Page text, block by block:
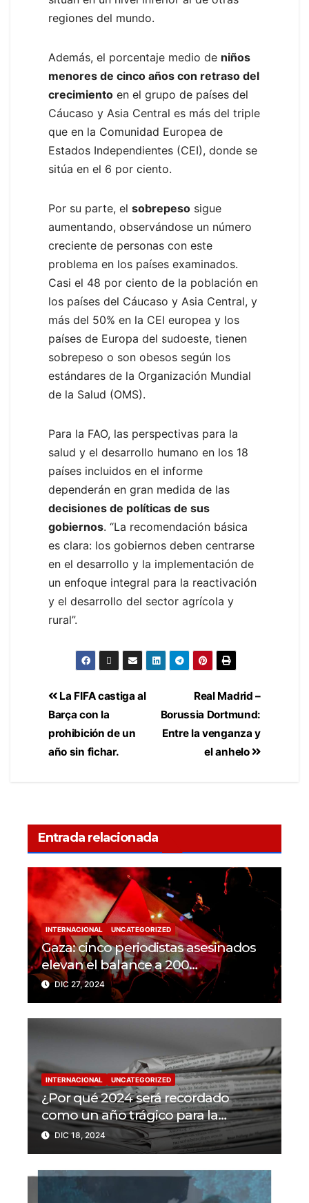
regiones del mundo.
Además, el porcentaje medio de niños
menores de cinco años con retraso del
crecimiento en el grupo de países del
Cáucaso y Asia Central es más del triple
que en la Comunidad Europea de
Estados Independientes (CEI), donde se
sitúa en el 6 por ciento.
Por su parte, el sobrepeso sigue
aumentando, observándose un número
creciente de personas con este
problema en los países examinados.
Casi el 48 por ciento de la población en
los países del Cáucaso y Asia Central, y
más del 50% en la CEI europea y los
países de Europa del sudoeste, tienen
sobrepeso o son obesos según los
estándares de la Organización Mundial
de la Salud (OMS).
Para la FAO, las perspectivas para la
salud y el desarrollo humano en los 18
países incluidos en el informe
dependerán en gran medida de las
decisiones de políticas de sus
gobiernos. “La recomendación básica
es clara: los gobiernos deben centrarse
en el desarrollo y la implementación de
un enfoque integral para la reactivación
y el desarrollo del sector agrícola y
rural”.
Real Madrid –
Borussia Dortmund:
Entre la venganza y
el anhelo
La FIFA castiga al
Barça con la
prohibición de un
año sin fichar.
Entrada relacionada
INTERNACIONAL UNCATEGORIZED
Gaza: cinco periodistas asesinados
elevan el balance a 200
trabajadores de la prensa muertos
en 2024
DIC 27, 2024
INTERNACIONAL UNCATEGORIZED
¿Por qué 2024 será recordado
como un año trágico para la
libertad de prensa? Un tercio de los
periodistas asesinados por Israel
DIC 18, 2024